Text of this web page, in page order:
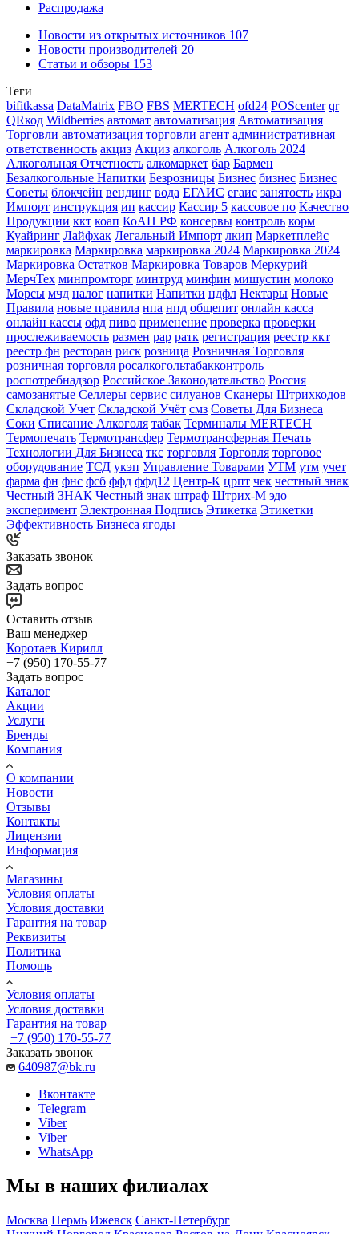
Распродажа
Новости из открытых источников 107
Новости производителей 20
Статьи и обзоры 153
Теги
bifitkassa DataMatrix FBO FBS MERTECH ofd24 POScenter qr
QRкод Wildberries автомат автоматизация Автоматизация
Торговли автоматизация торговли агент административная
ответственность акциз Акциз алкоголь Алкоголь 2024
Алкогольная Отчетность алкомаркет бар Бармен
Безалкогольные Напитки Безрозницы Бизнес бизнес Бизнес
Советы блокчейн вендинг вода ЕГАИС егаис занятость икра
Импорт инструкция ип кассир Кассир 5 кассовое по Качество
Продукции ккт коап КоАП РФ консервы контроль корм
Куайринг Лайфхак Легальный Импорт лкип Маркетплейс
маркировка Маркировка маркировка 2024 Маркировка 2024
Маркировка Остатков Маркировка Товаров Меркурий
МерчТех минпромторг минтруд минфин мишустин молоко
Морсы мчд налог напитки Напитки ндфл Нектары Новые
Правила новые правила нпа нпд общепит онлайн касса
онлайн кассы офд пиво применение проверка проверки
прослеживаемость размен рар ратк регистрация реестр ккт
реестр фн ресторан риск розница Розничная Торговля
розничная торговля росалкогольтабакконтроль
роспотребнадзор Российское Законодательство Россия
самозанятые Селлеры сервис силуанов Сканеры Штрихкодов
Складской Учет Складской Учёт смз Советы Для Бизнеса
Соки Списание Алкоголя табак Терминалы MERTECH
Термопечать Термотрансфер Термотрансферная Печать
Технологии Для Бизнеса ткс торговля Торговля торговое
оборудование ТСД укэп Управление Товарами УТМ утм учет
фарма фн фнс фсб ффд ффд12 Центр-К црпт чек честный знак
Честный ЗНАК Честный знак штраф Штрих-М эдо
эксперимент Электронная Подпись Этикетка Этикетки
Эффективность Бизнеса ягоды
Заказать звонок
Задать вопрос
Оставить отзыв
Ваш менеджер
Коротаев Кирилл
+7 (950) 170-55-77
Задать вопрос
Каталог
Акции
Услуги
Бренды
Компания
О компании
Новости
Отзывы
Контакты
Лицензии
Информация
Магазины
Условия оплаты
Условия доставки
Гарантия на товар
Реквизиты
Политика
Помощь
Условия оплаты
Условия доставки
Гарантия на товар
+7 (950) 170-55-77
Заказать звонок
640987@bk.ru
Вконтакте
Telegram
Viber
Viber
WhatsApp
Мы в наших филиалах
Москва Пермь Ижевск Санкт-Петербург